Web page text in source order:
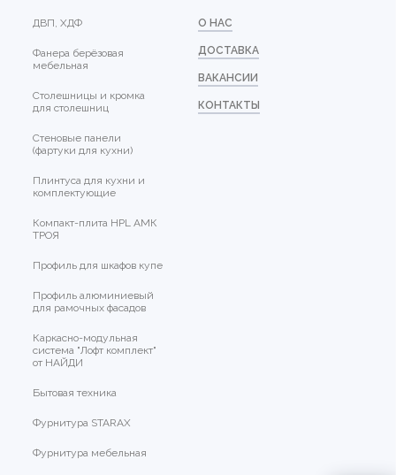
ДВП, ХДФ
Фанера берёзовая
мебельная
Столешницы и кромка
для столешниц
Стеновые панели
(фартуки для кухни)
Плинтуса для кухни и
комплектующие
Компакт-плита HPL АМК
ТРОЯ
Профиль для шкафов купе
Профиль алюминиевый
для рамочных фасадов
Каркасно-модульная
система "Лофт комплект"
от НАЙДИ
Бытовая техника
Фурнитура STARAX
Фурнитура мебельная
О НАС
ДОСТАВКА
ВАКАНСИИ
КОНТАКТЫ